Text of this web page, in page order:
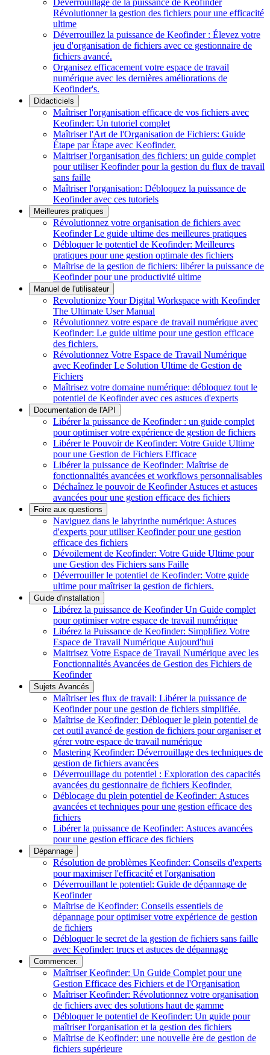
Déverrouillage de la puissance de Keofinder
Révolutionner la gestion des fichiers pour une efficacité
ultime
Déverrouillez la puissance de Keofinder : Élevez votre
jeu d'organisation de fichiers avec ce gestionnaire de
fichiers avancé.
Organisez efficacement votre espace de travail
numérique avec les dernières améliorations de
Keofinder's.
Didacticiels
Maîtriser l'organisation efficace de vos fichiers avec
Keofinder: Un tutoriel complet
Maîtriser l'Art de l'Organisation de Fichiers: Guide
Étape par Étape avec Keofinder.
Maitriser l'organisation des fichiers: un guide complet
pour utiliser Keofinder pour la gestion du flux de travail
sans faille
Maîtriser l'organisation: Débloquez la puissance de
Keofinder avec ces tutoriels
Meilleures pratiques
Révolutionnez votre organisation de fichiers avec
Keofinder Le guide ultime des meilleures pratiques
Débloquer le potentiel de Keofinder: Meilleures
pratiques pour une gestion optimale des fichiers
Maîtrise de la gestion de fichiers: libérer la puissance de
Keofinder pour une productivité ultime
Manuel de l'utilisateur
Revolutionize Your Digital Workspace with Keofinder
The Ultimate User Manual
Révolutionnez votre espace de travail numérique avec
Keofinder: Le guide ultime pour une gestion efficace
des fichiers.
Révolutionnez Votre Espace de Travail Numérique
avec Keofinder Le Solution Ultime de Gestion de
Fichiers
Maîtrisez votre domaine numérique: débloquez tout le
potentiel de Keofinder avec ces astuces d'experts
Documentation de l'API
Libérer la puissance de Keofinder : un guide complet
pour optimiser votre expérience de gestion de fichiers
Libérer le Pouvoir de Keofinder: Votre Guide Ultime
pour une Gestion de Fichiers Efficace
Libérer la puissance de Keofinder: Maîtrise de
fonctionnalités avancées et workflows personnalisables
Déchaînez le pouvoir de Keofinder Astuces et astuces
avancées pour une gestion efficace des fichiers
Foire aux questions
Naviguez dans le labyrinthe numérique: Astuces
d'experts pour utiliser Keofinder pour une gestion
efficace des fichiers
Dévoilement de Keofinder: Votre Guide Ultime pour
une Gestion des Fichiers sans Faille
Déverrouiller le potentiel de Keofinder: Votre guide
ultime pour maîtriser la gestion de fichiers.
Guide d'installation
Libérez la puissance de Keofinder Un Guide complet
pour optimiser votre espace de travail numérique
Libérez la Puissance de Keofinder: Simplifiez Votre
Espace de Travail Numérique Aujourd'hui
Maitrisez Votre Espace de Travail Numérique avec les
Fonctionnalités Avancées de Gestion des Fichiers de
Keofinder
Sujets Avancés
Maîtriser les flux de travail: Libérer la puissance de
Keofinder pour une gestion de fichiers simplifiée.
Maîtrise de Keofinder: Débloquer le plein potentiel de
cet outil avancé de gestion de fichiers pour organiser et
gérer votre espace de travail numérique
Mastering Keofinder: Déverrouillage des techniques de
gestion de fichiers avancées
Déverrouillage du potentiel : Exploration des capacités
avancées du gestionnaire de fichiers Keofinder.
Déblocage du plein potentiel de Keofinder: Astuces
avancées et techniques pour une gestion efficace des
fichiers
Libérer la puissance de Keofinder: Astuces avancées
pour une gestion efficace des fichiers
Dépannage
Résolution de problèmes Keofinder: Conseils d'experts
pour maximiser l'efficacité et l'organisation
Déverrouillant le potentiel: Guide de dépannage de
Keofinder
Maîtrise de Keofinder: Conseils essentiels de
dépannage pour optimiser votre expérience de gestion
de fichiers
Débloquer le secret de la gestion de fichiers sans faille
avec Keofinder: trucs et astuces de dépannage
Commencer.
Maîtriser Keofinder: Un Guide Complet pour une
Gestion Efficace des Fichiers et de l'Organisation
Maîtriser Keofinder: Révolutionnez votre organisation
de fichiers avec des solutions haut de gamme
Débloquer le potentiel de Keofinder: Un guide pour
maîtriser l'organisation et la gestion des fichiers
Maîtrise de Keofinder: une nouvelle ère de gestion de
fichiers supérieure